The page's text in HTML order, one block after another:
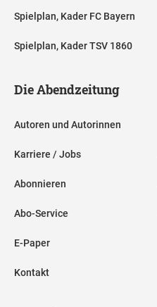
Spielplan, Kader FC Bayern
Spielplan, Kader TSV 1860
Die Abendzeitung
Autoren und Autorinnen
Karriere / Jobs
Abonnieren
Abo-Service
E-Paper
Kontakt